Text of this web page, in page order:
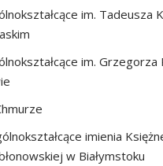
im. Tadeusza
im. Grzegorza
imienia
w Białymstoku